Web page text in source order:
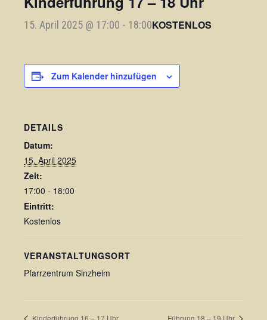
15. April 2025 @ 17:00 - 18:00KOSTENLOS
Zum Kalender hinzufügen
DETAILS
Datum:
15. April 2025
Zeit:
17:00 - 18:00
Eintritt:
Kostenlos
VERANSTALTUNGSORT
Pfarrzentrum Sinzheim